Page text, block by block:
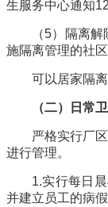
生服务中心通知
（5）隔离
施隔离管理的社
可以居家隔
（二）日常
严格实行厂
进行管理。
1.实行每日
并建立员工的病